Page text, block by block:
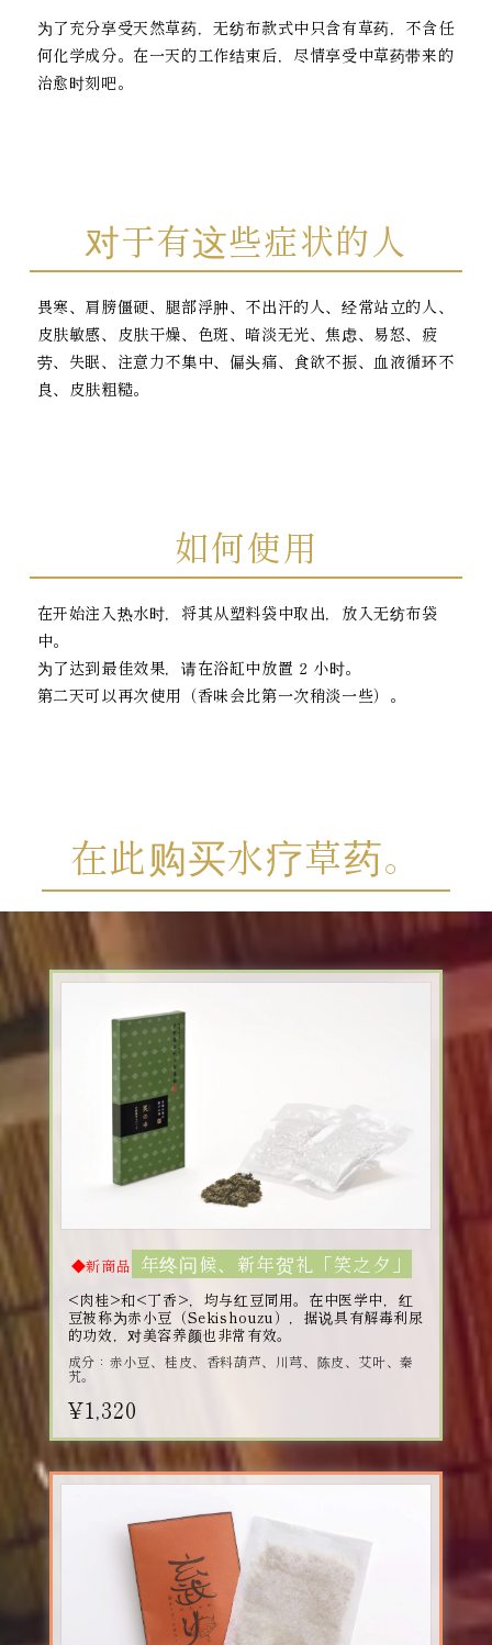
为了充分享受天然草药，无纺布款式中只含有草药，不含任
何化学成分。在一天的工作结束后，尽情享受中草药带来的
治愈时刻吧。
对于有这些症状的人
畏寒、肩膀僵硬、腿部浮肿、不出汗的人、经常站立的人、
皮肤敏感、皮肤干燥、色斑、暗淡无光、焦虑、易怒、疲
劳、失眠、注意力不集中、偏头痛、食欲不振、血液循环不
良、皮肤粗糙。
如何使用
在开始注入热水时，将其从塑料袋中取出，放入无纺布袋
中。
为了达到最佳效果，请在浴缸中放置 2 小时。
第二天可以再次使用（香味会比第一次稍淡一些）。
在此购买水疗草药。
◆新商品 年终问候、新年贺礼「笑之夕」
<肉桂>和<丁香>，均与红豆同用。在中医学中，红
豆被称为赤小豆（Sekishouzu），据说具有解毒利尿
的功效，对美容养颜也非常有效。
成分：赤小豆、桂皮、香料葫芦、川芎、陈皮、艾叶、秦
艽。
¥1,320